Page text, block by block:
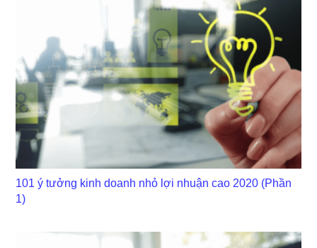
101 ý tưởng kinh doanh nhỏ lợi nhuận cao 2020 (Phần
1)